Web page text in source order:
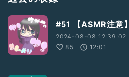
#51 【ASMR注意
2024-08-08 12:39:02
85
12:01